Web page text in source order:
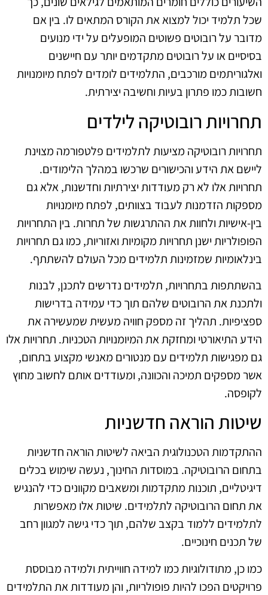
שכל תלמיד יכול למצוא את הקורס המתאים לו. בין אם
מדובר על רובוטים פשוטים המופעלים על ידי מנועים
בסיסיים או על רובוטים מתקדמים יותר עם חיישנים
ואלגוריתמים מורכבים, התלמידים לומדים לפתח מיומנויות
חשובות כמו פתרון בעיות וחשיבה יצירתית.
תחרויות רובוטיקה לילדים
תחרויות רובוטיקה מציעות לתלמידים פלטפורמה מצוינת
ליישם את הידע והכישורים שרכשו במהלך הלימודים.
תחרויות אלו לא רק מעודדות יצירתיות וחדשנות, אלא גם
מספקות הזדמנות לעבוד בצוותים, לפתח מיומנויות
בין-אישיות ולחוות את ההתרגשות של תחרות. בין התחרויות
הפופולריות ישנן תחרויות מקומיות ואזוריות, כמו גם תחרויות
בינלאומיות שמזמינות תלמידים מכל העולם להשתתף.
בהשתתפות בתחרויות, תלמידים נדרשים לתכנן, לבנות
ולתכנת את הרובוטים שלהם תוך כדי עמידה בדרישות
ספציפיות. תהליך זה מספק חוויה מעשית שמעשירה את
הידע התיאורטי ומחזקת את המיומנויות הטכניות. תחרויות אלו
גם מפגישות תלמידים עם מנטורים מאנשי מקצוע בתחום,
אשר מספקים תמיכה והכוונה, ומעודדים אותם לחשוב מחוץ
לקופסה.
שיטות הוראה חדשניות
ההתקדמות הטכנולוגית הביאה לשיטות הוראה חדשניות
בתחום הרובוטיקה. במוסדות החינוך, נעשה שימוש בכלים
דיגיטליים, תוכנות מתקדמות ומשאבים מקוונים כדי להנגיש
את תחום הרובוטיקה לתלמידים. שיטות אלו מאפשרות
לתלמידים ללמוד בקצב שלהם, תוך כדי גישה למגוון רחב
של תכנים חינוכיים.
כמו כן, מתודולוגיות כמו למידה חווייתית ולמידה מבוססת
פרויקטים הפכו להיות פופולריות, והן מעודדות את התלמידים